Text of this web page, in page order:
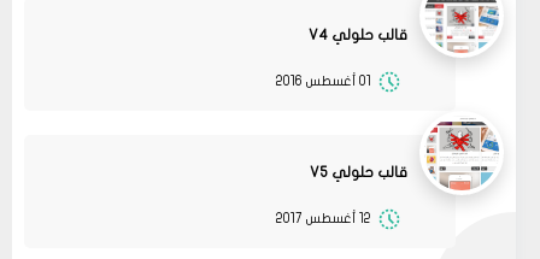
قالب حلولي V4
01 أغسطس 2016
قالب حلولي V5
12 أغسطس 2017
11 2022
مشاركة
08
جرب الطريقتين ممكن تحل المشكله